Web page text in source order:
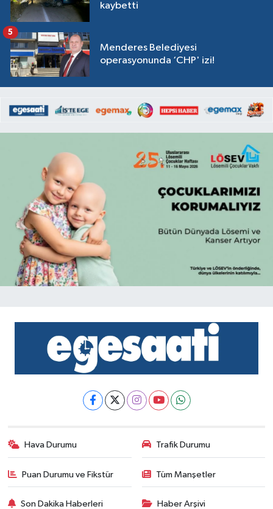
kaybetti
Menderes Belediyesi
operasyonunda ‘CHP' izi!
5
Hava Durumu Trafik Durumu
Puan Durumu ve Fikstür Tüm Manşetler
Son Dakika Haberleri Haber Arşivi